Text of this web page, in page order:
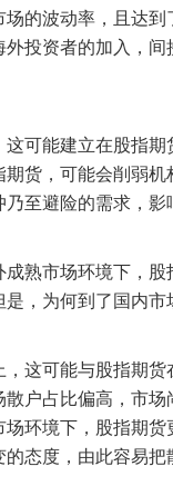
场的波动率，且达
外投资者的加入，
这可能建立在股指
期货，可能会削弱
乃至避险的需求，
成熟市场环境下，
是，为何到了国内
，这可能与股指期货
散户占比偏高，市
场环境下，股指期
的态度，由此容易